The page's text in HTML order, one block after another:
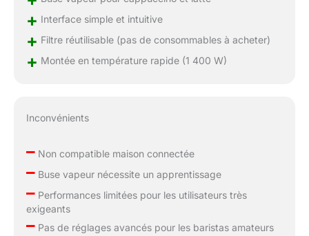
+ Interface simple et intuitive
+ Filtre réutilisable (pas de consommables à acheter)
+ Montée en température rapide (1 400 W)
Inconvénients
–Non compatible maison connectée
–Buse vapeur nécessite un apprentissage
–Performances limitées pour les utilisateurs très
exigeants
–Pas de réglages avancés pour les baristas amateurs